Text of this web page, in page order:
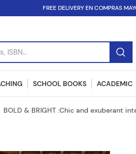
FREE DELIVERY EN COMPRAS
SCHOOL BOOKS ACADEMIC
BOLD & BRIGHT :Chic and exuberant